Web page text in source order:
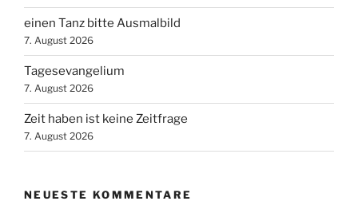
einen Tanz bitte Ausmalbild
7. August 2026
Tagesevangelium
7. August 2026
Zeit haben ist keine Zeitfrage
7. August 2026
NEUESTE KOMMENTARE